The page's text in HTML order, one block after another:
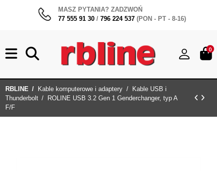
MASZ PYTANIA? ZADZWOŃ
77 555 91 30 / 796 224 537 (PON - PT - 8-16)
0
RBLINE Kable komputerowe i adaptery
Kable USB i
Thunderbolt
ROLINE USB 3.2 Gen 1 Genderchanger, typ A
F/F